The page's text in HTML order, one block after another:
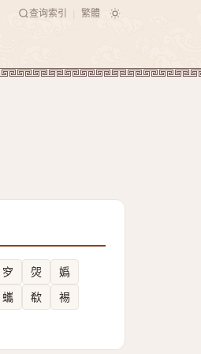
查询索引 繁體
穸 焈
嬀
蠵 欷 裼